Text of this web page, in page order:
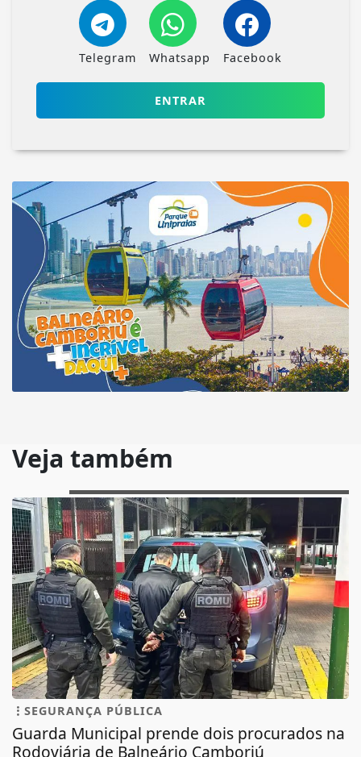
Telegram Whatsapp Facebook
ENTRAR
Veja também
SEGURANÇA PÚBLICA
Guarda Municipal prende dois procurados na
Rodoviária de Balneário Camboriú